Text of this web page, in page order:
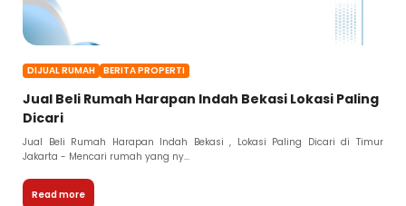
DIJUAL RUMAH BERITA PROPERTI
Jual Beli Rumah Harapan Indah Bekasi Lokasi Paling
Dicari
Jual Beli Rumah Harapan Indah Bekasi , Lokasi Paling Dicari di Timur
Jakarta - Mencari rumah yang ny...
Read more